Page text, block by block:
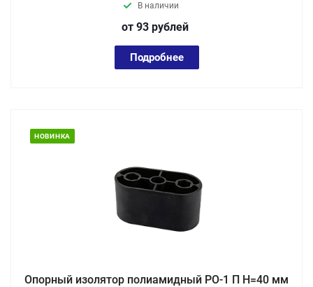
В наличии
от 93 рублей
Подробнее
НОВИНКА
Опорный изолятор полиамидный РО-1 П Н=40 мм